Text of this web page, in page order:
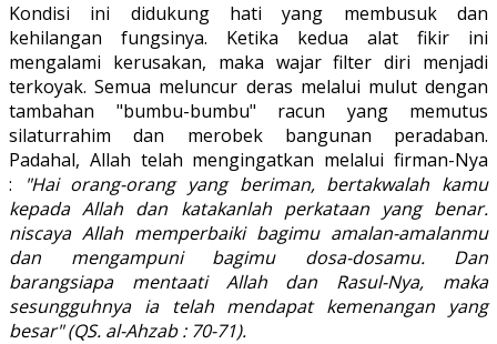
Kondisi ini didukung hati yang membusuk dan
kehilangan fungsinya. Ketika kedua alat fikir ini
mengalami kerusakan, maka wajar filter diri menjadi
terkoyak. Semua meluncur deras melalui mulut dengan
tambahan "bumbu-bumbu" racun yang memutus
silaturrahim dan merobek bangunan peradaban.
Padahal, Allah telah mengingatkan melalui firman-Nya
:
"Hai orang-orang yang beriman, bertakwalah kamu
kepada Allah dan katakanlah perkataan yang benar.
niscaya Allah memperbaiki bagimu amalan-amalanmu
dan mengampuni bagimu dosa-dosamu. Dan
barangsiapa mentaati Allah dan Rasul-Nya, maka
sesungguhnya ia telah mendapat kemenangan yang
besar" (QS. al-Ahzab : 70-71).